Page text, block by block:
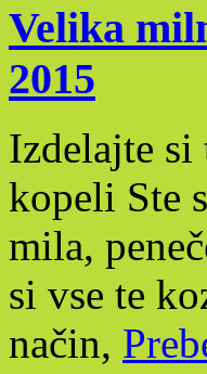
Velika
2015
Izdelajte si
kopeli Ste
mila,
si vse te
način,